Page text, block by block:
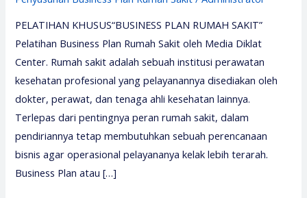
PELATIHAN KHUSUS“BUSINESS PLAN RUMAH SAKIT”
Pelatihan Business Plan Rumah Sakit oleh Media Diklat
Center. Rumah sakit adalah sebuah institusi perawatan
kesehatan profesional yang pelayanannya disediakan oleh
dokter, perawat, dan tenaga ahli kesehatan lainnya.
Terlepas dari pentingnya peran rumah sakit, dalam
pendiriannya tetap membutuhkan sebuah perencanaan
bisnis agar operasional pelayananya kelak lebih terarah.
Business Plan atau […]